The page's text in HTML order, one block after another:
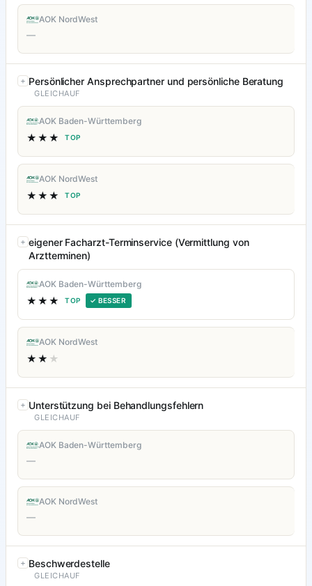
AOK NordWest
—
Persönlicher Ansprechpartner und persönliche Beratung
GLEICHAUF
AOK Baden-Württemberg
★★★ TOP
AOK NordWest
★★★ TOP
eigener Facharzt-Terminservice (Vermittlung von
Arztterminen)
AOK Baden-Württemberg
★★★ TOP ✓ BESSER
AOK NordWest
★★ ★
Unterstützung bei Behandlungsfehlern
GLEICHAUF
AOK Baden-Württemberg
—
AOK NordWest
—
Beschwerdestelle
GLEICHAUF